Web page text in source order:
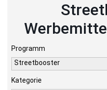
Programm
Streetbooster
Kategorie